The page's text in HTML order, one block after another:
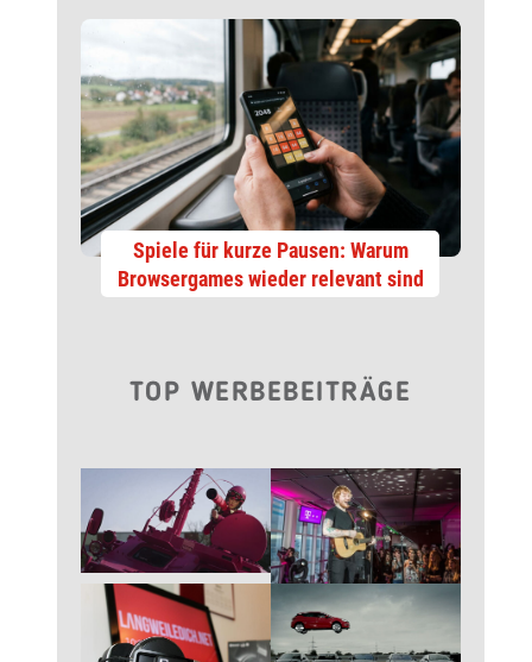
Spiele für kurze Pausen: Warum
Browsergames wieder relevant sind
TOP WERBEBEITRÄGE